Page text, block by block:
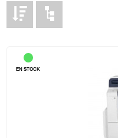
EN STOCK